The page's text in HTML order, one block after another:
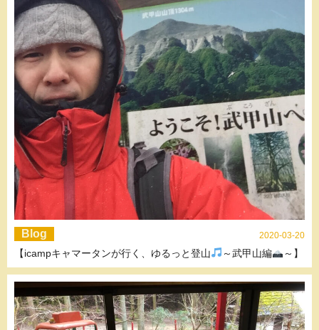
Blog 2020-03-20
【icampキャマータンが行く、ゆるっと登山 ～武甲山編 ～】